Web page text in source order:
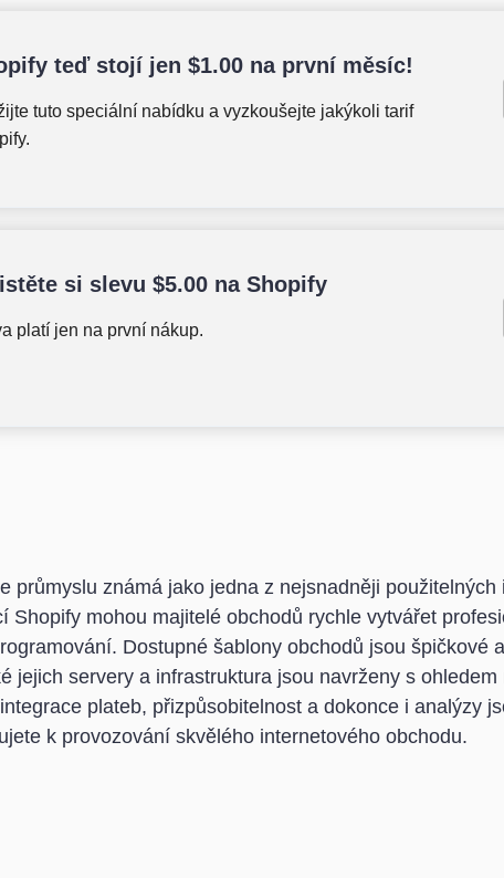
teď stojí jen$1.00 na první měsíc!
tuto speciální nabídku a vyzkoušejte jakýkoli tarif
si slevu$5.00 na Shopify
platí jen na první nákup.
průmyslu známá jako jedna z nejsnadněji použitelných
Shopify mohou majitelé obchodů rychle vytvářet
Dostupné šablony obchodů jsou špičkové
jejich servery a infrastruktura jsou navrženy s
plateb, přizpůsobitelnost a dokonce i analýzy
k provozování skvělého internetového obchodu.